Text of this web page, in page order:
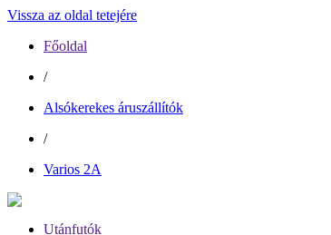
Vissza az oldal tetejére
Főoldal
/
Alsókerekes áruszállítók
/
Varios 2A
Utánfutók